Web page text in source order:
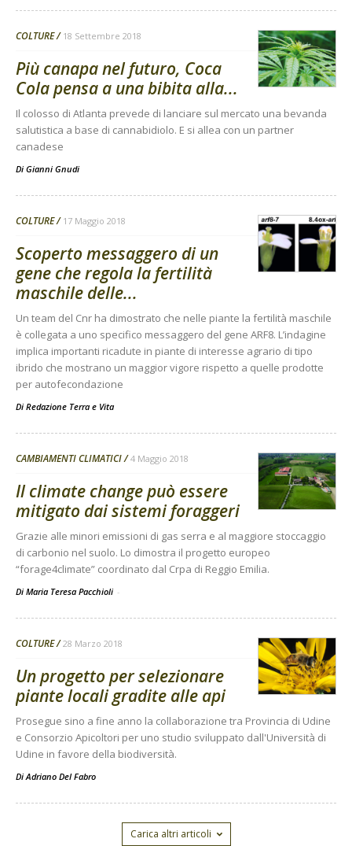
COLTURE 18 Settembre 2018
Più canapa nel futuro, Coca
Cola pensa a una bibita alla...
Il colosso di Atlanta prevede di lanciare sul mercato una bevanda
salutistica a base di cannabidiolo. E si allea con un partner
canadese
Di Gianni Gnudi
COLTURE 17 Maggio 2018
Scoperto messaggero di un
gene che regola la fertilità
maschile delle...
Un team del Cnr ha dimostrato che nelle piante la fertilità maschile
è collegata a uno specifico messaggero del gene ARF8. L’indagine
implica importanti ricadute in piante di interesse agrario di tipo
ibrido che mostrano un maggior vigore rispetto a quelle prodotte
per autofecondazione
Di Redazione Terra e Vita
CAMBIAMENTI CLIMATICI 4 Maggio 2018
Il climate change può essere
mitigato dai sistemi foraggeri
Grazie alle minori emissioni di gas serra e al maggiore stoccaggio
di carbonio nel suolo. Lo dimostra il progetto europeo
“forage4climate” coordinato dal Crpa di Reggio Emilia.
Di Maria Teresa Pacchioli -
COLTURE 28 Marzo 2018
Un progetto per selezionare
piante locali gradite alle api
Prosegue sino a fine anno la collaborazione tra Provincia di Udine
e Consorzio Apicoltori per uno studio sviluppato dall'Università di
Udine in favore della biodiversità.
Di Adriano Del Fabro
Carica altri articoli